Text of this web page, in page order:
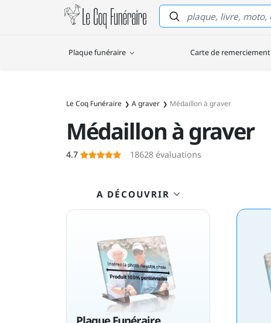
Le Coq Funéraire
Plaque funéraire Carte de remerciement
332
Le Coq Funéraire A graver Médaillon à graver
Médaillon à graver
Le Coq Funéraire
4.7 18628 évaluations
A DÉCOUVRIR